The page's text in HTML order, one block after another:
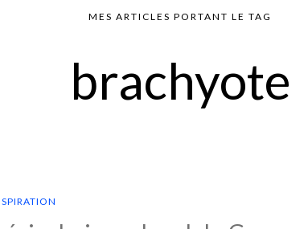
MES ARTICLES PORTANT LE TAG
brachyote